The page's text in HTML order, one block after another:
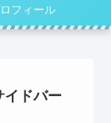
フィール
イドバー